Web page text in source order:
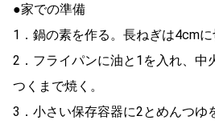
●家での準備
1．鍋の素を作る。長ねぎは4cmに
2．フライパンに油と1を入れ、中
つくまで焼く。
3．小さい保存容器に2とめんつゆ